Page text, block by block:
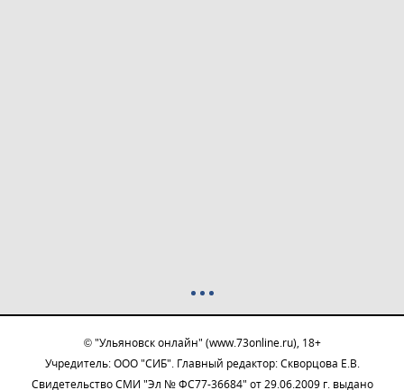
© "Ульяновск онлайн" (www.73online.ru), 18+
Учредитель: ООО "СИБ". Главный редактор: Скворцова Е.В.
Свидетельство СМИ "Эл № ФС77-36684" от 29.06.2009 г. выдано